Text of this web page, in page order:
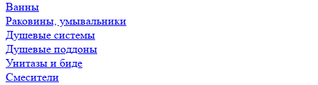
Ванны
Раковины, умывальники
Душевые системы
Душевые поддоны
Унитазы и биде
Смесители